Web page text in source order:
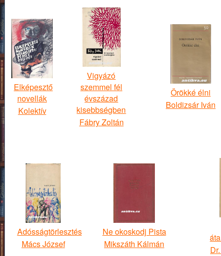
Elképesztő
novellák
Kolektív
Vigyázó
szemmel fél
évszázad
kisebbségben
Fábry Zoltán
Örökké élni
Boldizsár Iván
Adósságtörlesztés
Mács József
Ne okoskodj Pista
Mikszáth Kálmán